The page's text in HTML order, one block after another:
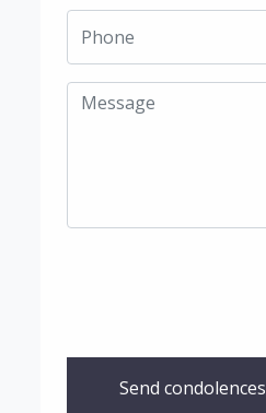
Send condolences